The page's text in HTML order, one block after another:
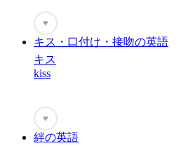
♥
キス・口付け・接吻の英語
キス
kiss
♥
絆の英語